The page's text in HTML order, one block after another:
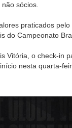
sócios.
praticados
do Campeonato
Vitória, o check-in
nesta quarta-